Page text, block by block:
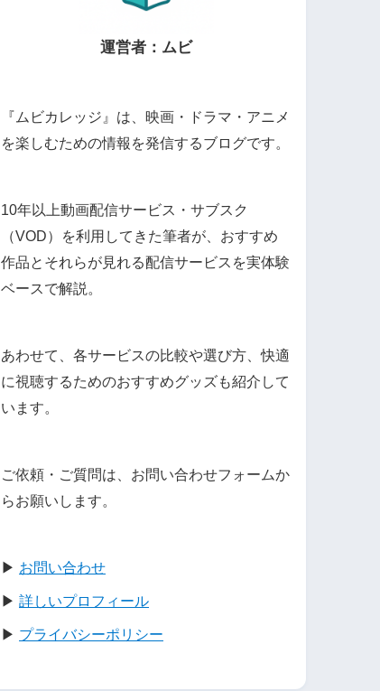
運営者：ムビ
『ムビカレッジ』は、映画・ドラマ・アニメ
を楽しむための情報を発信するブログです。
10年以上動画配信サービス・サブスク
（VOD）を利用してきた筆者が、おすすめ
作品とそれらが見れる配信サービスを実体験
ベースで解説。
あわせて、各サービスの比較や選び方、快適
に視聴するためのおすすめグッズも紹介して
います。
ご依頼・ご質問は、お問い合わせフォームか
らお願いします。
▶ お問い合わせ
▶ 詳しいプロフィール
▶ プライバシーポリシー